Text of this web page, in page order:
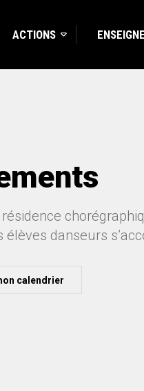
ACTIONS
élèves danseurs
calendrier